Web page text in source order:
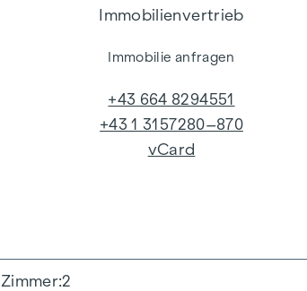
Zimmer 2
Immobilienvertrieb
Immobilie anfragen
+43 664 8294551
+43 1 3157280–870
vCard